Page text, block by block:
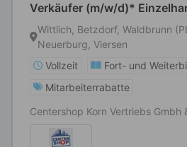
Verkäufer (m/w/d)*
Wittlich, Betzdorf, Waldbrunn
Neuerburg, Viersen
Vollzeit
Fort- und
Mitarbeiterrabatte
Centershop Korn Vertriebs Gmbh